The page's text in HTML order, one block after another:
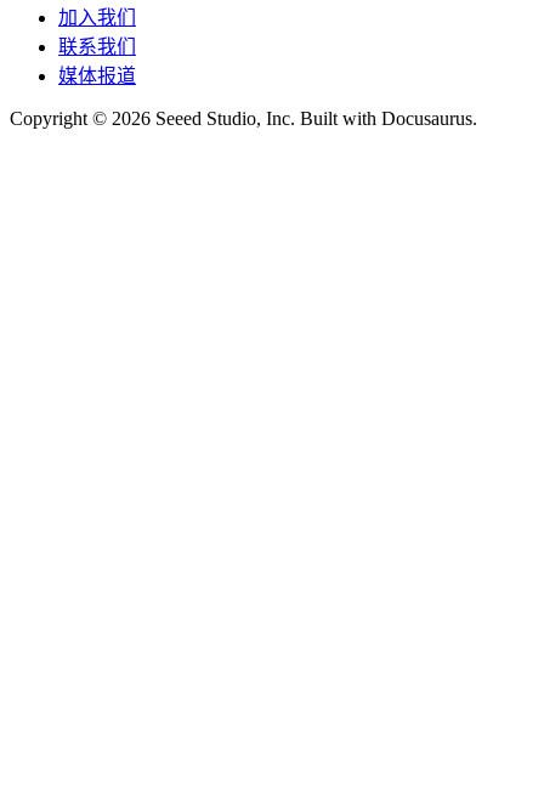
加入我们
联系我们
媒体报道
Copyright © 2026 Seeed Studio, Inc. Built with Docusaurus.